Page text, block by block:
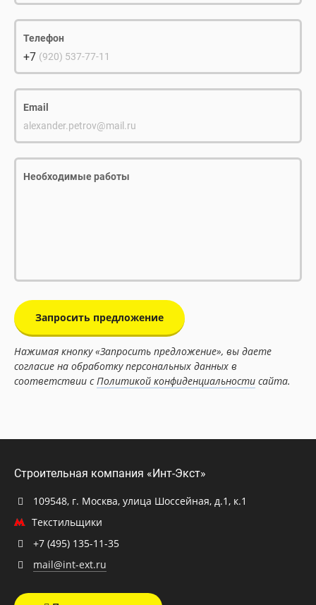
Телефон
+7 (920) 537-77-11
Email
alexander.petrov@mail.ru
Необходимые работы
Запросить предложение
Нажимая кнопку «Запросить предложение», вы даете
согласие на обработку персональных данных в
соответствии сПолитикой конфиденциальности сайта.
Строительная компания «Инт-Экст»
109548, г. Москва, улица Шоссейная, д.1, к.1
Текстильщики
+7 (495) 135-11-35
mail@int-ext.ru